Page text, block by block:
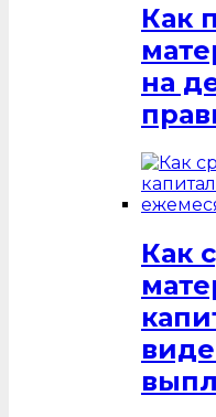
Как
на
Как